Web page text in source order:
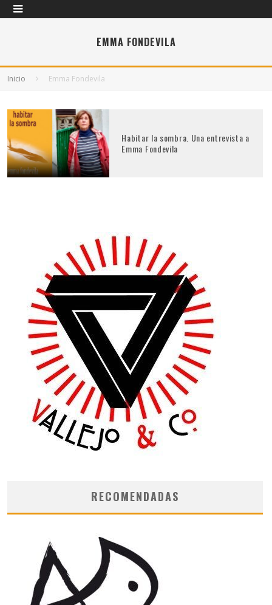
EMMA FONDEVILA
Inicio Emma Fondevila
Habitar la sombra. Una entrevista a
Emma Fondevila
RECOMENDADAS